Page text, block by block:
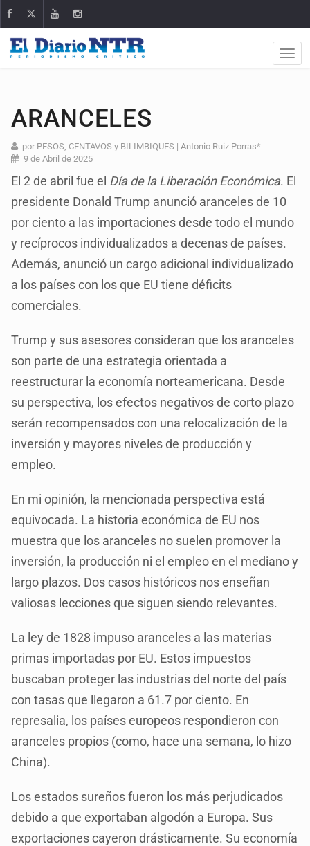
ARANCELES
por PESOS, CENTAVOS y BILIMBIQUES | Antonio Ruiz Porras*
9 de Abril de 2025
El 2 de abril fue el Día de la Liberación Económica. El
presidente Donald Trump anunció aranceles de 10
por ciento a las importaciones desde todo el mundo
y recíprocos individualizados a decenas de países.
Además, anunció un cargo adicional individualizado
a los países con los que EU tiene déficits
comerciales.
Trump y sus asesores consideran que los aranceles
son parte de una estrategia orientada a
reestructurar la economía norteamericana. Desde
su perspectiva, los efectos negativos de corto plazo
serán recompensados con una relocalización de la
inversión y mayores niveles de producción y
empleo.
En mi opinión, la mencionada perspectiva está
equivocada. La historia económica de EU nos
muestra que los aranceles no suelen promover la
inversión, la producción ni el empleo en el mediano y
largo plazos. Dos casos históricos nos enseñan
valiosas lecciones que siguen siendo relevantes.
La ley de 1828 impuso aranceles a las materias
primas importadas por EU. Estos impuestos
buscaban proteger las industrias del norte del país
con tasas que llegaron a 61.7 por ciento. En
represalia, los países europeos respondieron con
aranceles propios (como, hace una semana, lo hizo
China).
Los estados sureños fueron los más perjudicados
debido a que exportaban algodón a Europa. Sus
exportaciones cayeron drásticamente. Su economía